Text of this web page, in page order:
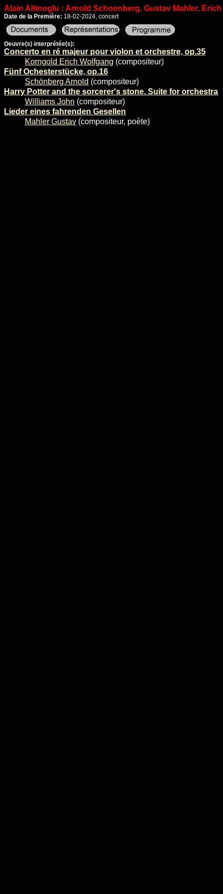
Alain Altinoglu : Arnold Schoenberg, Gustav Mahler,
Date de la Première: 18-02-2024, concert
Oeuvre(s) interprétée(s):
Concerto en ré majeur pour violon et orchestre, op.35
Korngold Erich Wolfgang (compositeur)
Fünf Ochesterstücke, op.16
Schönberg Arnold (compositeur)
Harry Potter and the sorcerer's stone. Suite for orchestra
Williams John (compositeur)
Lieder eines fahrenden Gesellen
Mahler Gustav (compositeur, poète)